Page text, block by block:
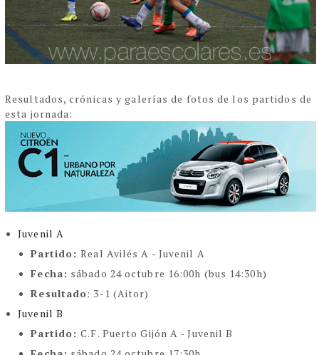
Resultados, crónicas y galerías de fotos de los partidos de
esta jornada:
Juvenil A
Partido:Real Avilés A - Juvenil A
Fecha: sábado 24 octubre 16:00h (bus 14:30h)
Resultado: 3-1 (Aitor)
Juvenil B
Partido:C.F. Puerto Gijón A - Juvenil B